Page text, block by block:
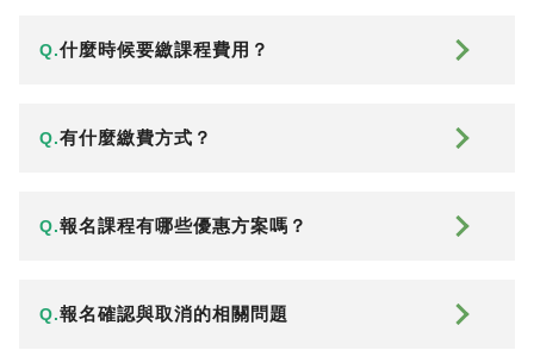
Q.什麼時候要繳課程費用？
Q.有什麼繳費方式？
Q.報名課程有哪些優惠方案嗎？
Q.報名確認與取消的相關問題